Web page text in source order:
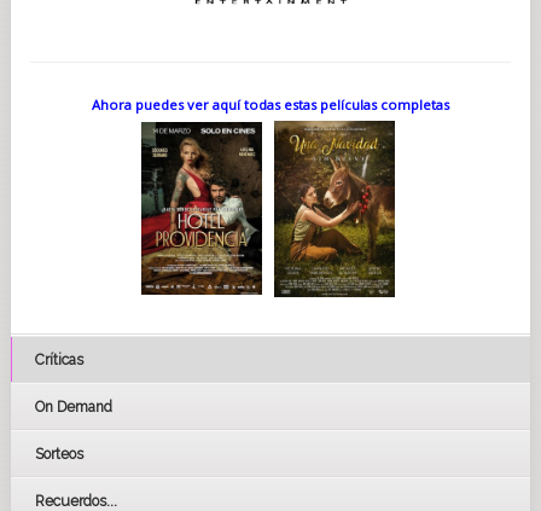
Ahora puedes ver aquí todas estas películas completas
Críticas
On Demand
Sorteos
Recuerdos...